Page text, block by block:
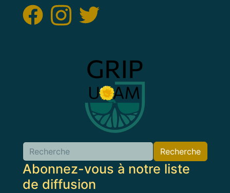
Recherche
Abonnez-vous à notre liste
de diffusion